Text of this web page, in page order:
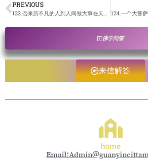
PREVIOUS
122.否来历不凡的人到人间做大事在天上是已经注定或者安排好的？/卢台长开示解答来信疑惑
佛学问答
来信解答
home